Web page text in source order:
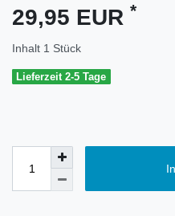
29,95 EUR *
Inhalt 1 Stück
Lieferzeit 2-5 Tage